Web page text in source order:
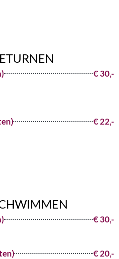
€ 30,-
€ 20,-
€ 30,-
€ 22,-